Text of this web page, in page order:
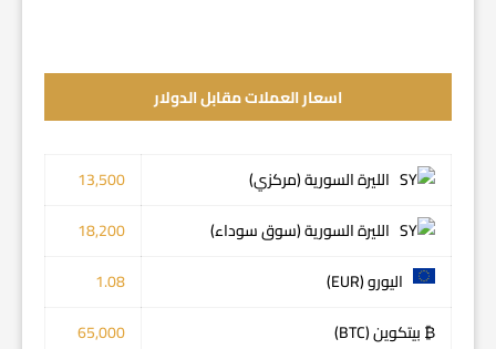
اسعار العملات مقابل الدولار
الليرة السورية (مركزي)
13,500
الليرة السورية (سوق سوداء)
18,200
اليورو (EUR)
1.08
₿ بيتكوين (BTC)
65,000